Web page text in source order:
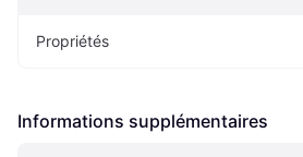
Propriétés
Informations supplémentaires